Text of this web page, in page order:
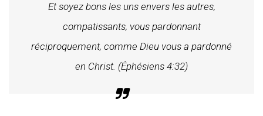
Et soyez bons les uns envers les autres,
compatissants, vous pardonnant
réciproquement, comme Dieu vous a pardonné
en Christ. (Éphésiens 4:32)